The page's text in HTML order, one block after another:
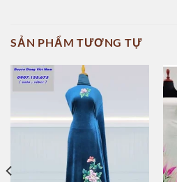
SẢN PHẨM TƯƠNG TỰ